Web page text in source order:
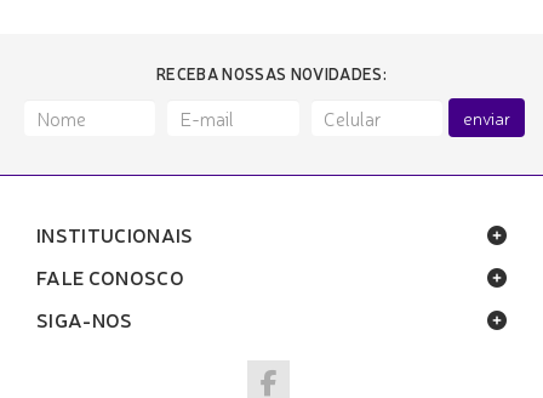
RECEBA NOSSAS NOVIDADES:
enviar
INSTITUCIONAIS
FALE CONOSCO
SIGA-NOS